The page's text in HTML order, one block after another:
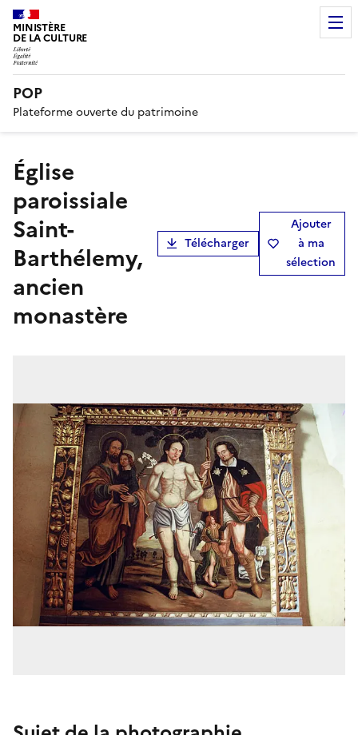
MINISTÈRE
DE LA CULTURE
POP
Plateforme ouverte du patrimoine
église
paroissiale
Saint-
Barthélemy,
ancien
monastère
Télécharger
Ajouter
à ma
sélection